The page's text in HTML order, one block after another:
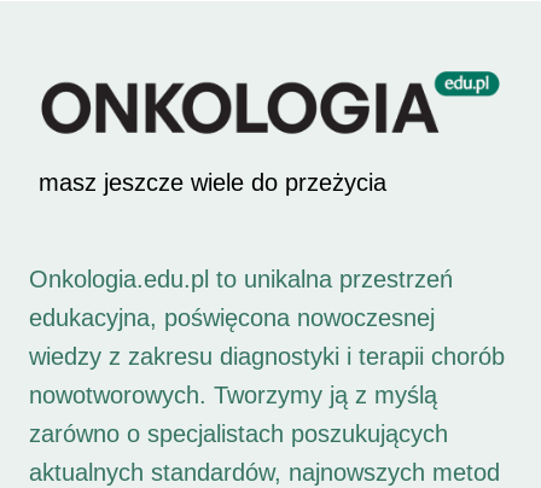
masz jeszcze wiele do przeżycia
Onkologia.edu.pl to unikalna przestrzeń
edukacyjna, poświęcona nowoczesnej
wiedzy z zakresu diagnostyki i terapii chorób
nowotworowych. Tworzymy ją z myślą
zarówno o specjalistach poszukujących
aktualnych standardów, najnowszych metod